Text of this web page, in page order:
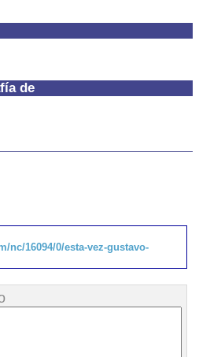
de
nc/16094/0/esta-vez-gustavo-